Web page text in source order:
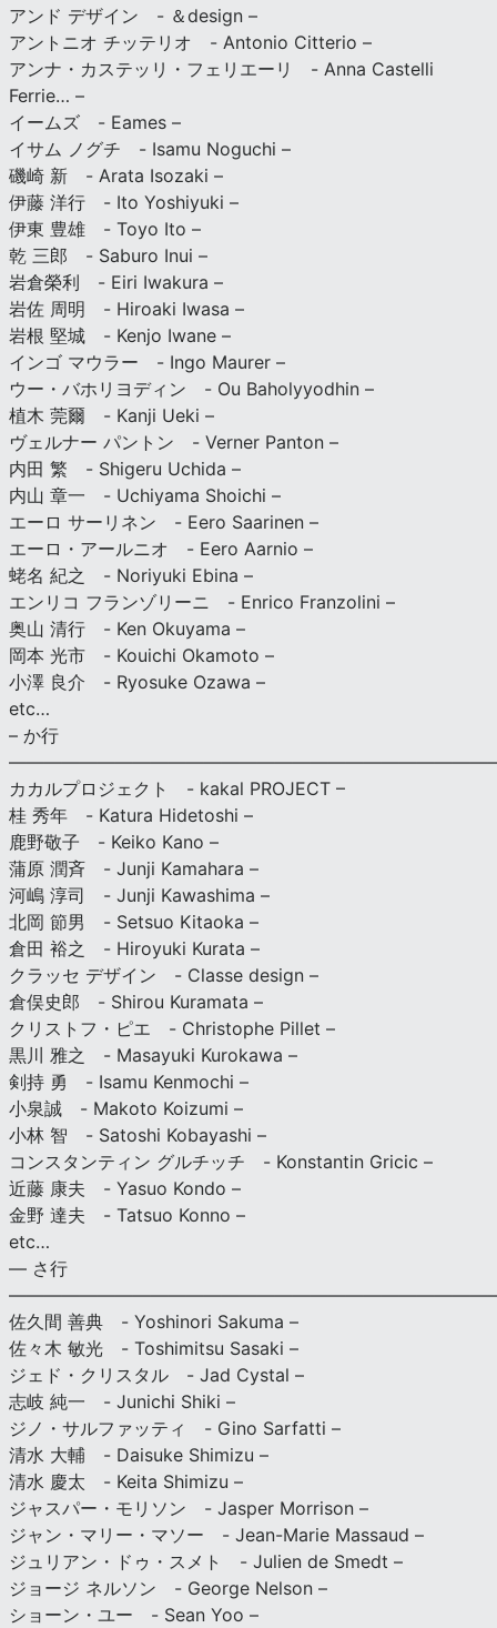
アンド デザイン - ＆design –
アントニオ チッテリオ - Antonio Citterio –
アンナ・カステッリ・フェリエーリ - Anna Castelli
Ferrie… –
イームズ - Eames –
イサム ノグチ - Isamu Noguchi –
磯崎 新 - Arata Isozaki –
伊藤 洋行 - Ito Yoshiyuki –
伊東 豊雄 - Toyo Ito –
乾 三郎 - Saburo Inui –
岩倉榮利 - Eiri Iwakura –
岩佐 周明 - Hiroaki Iwasa –
岩根 堅城 - Kenjo Iwane –
インゴ マウラー - Ingo Maurer –
ウー・バホリヨディン - Ou Baholyyodhin –
植木 莞爾 - Kanji Ueki –
ヴェルナー パントン - Verner Panton –
内田 繁 - Shigeru Uchida –
内山 章一 - Uchiyama Shoichi –
エーロ サーリネン - Eero Saarinen –
エーロ・アールニオ - Eero Aarnio –
蛯名 紀之 - Noriyuki Ebina –
エンリコ フランゾリーニ - Enrico Franzolini –
奥山 清行 - Ken Okuyama –
岡本 光市 - Kouichi Okamoto –
小澤 良介 - Ryosuke Ozawa –
etc…
– か行
カカルプロジェクト - kakal PROJECT –
桂 秀年 - Katura Hidetoshi –
鹿野敬子 - Keiko Kano –
蒲原 潤斉 - Junji Kamahara –
河嶋 淳司 - Junji Kawashima –
北岡 節男 - Setsuo Kitaoka –
倉田 裕之 - Hiroyuki Kurata –
クラッセ デザイン - Classe design –
倉俣史郎 - Shirou Kuramata –
クリストフ・ピエ - Christophe Pillet –
黒川 雅之 - Masayuki Kurokawa –
剣持 勇 - Isamu Kenmochi –
小泉誠 - Makoto Koizumi –
小林 智 - Satoshi Kobayashi –
コンスタンティン グルチッチ - Konstantin Gricic –
近藤 康夫 - Yasuo Kondo –
金野 達夫 - Tatsuo Konno –
etc…
— さ行
佐久間 善典 - Yoshinori Sakuma –
佐々木 敏光 - Toshimitsu Sasaki –
ジェド・クリスタル - Jad Cystal –
志岐 純一 - Junichi Shiki –
ジノ・サルファッティ - Gino Sarfatti –
清水 大輔 - Daisuke Shimizu –
清水 慶太 - Keita Shimizu –
ジャスパー・モリソン - Jasper Morrison –
ジャン・マリー・マソー - Jean-Marie Massaud –
ジュリアン・ドゥ・スメト - Julien de Smedt –
ジョージ ネルソン - George Nelson –
ショーン・ユー - Sean Yoo –